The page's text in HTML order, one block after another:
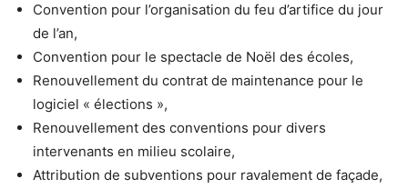
Convention pour l’organisation du feu d’artifice du jour
de l’an,
Convention pour le spectacle de Noël des écoles,
Renouvellement du contrat de maintenance pour le
logiciel « élections »,
Renouvellement des conventions pour divers
intervenants en milieu scolaire,
Attribution de subventions pour ravalement de façade,